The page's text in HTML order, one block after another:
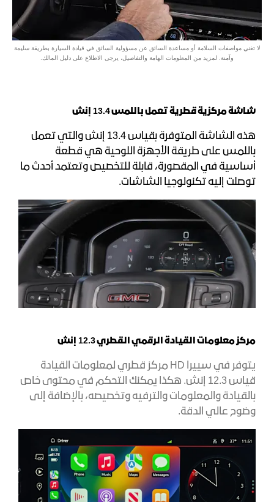
لا تغني مواصفات السلامة أو مساعدة السائق عن مسؤولية السائق في قيادة السيارة بطريقة سليمة
وآمنة. لمزيد من المعلومات الهامة والتفاصيل، يرجى الاطلاع على دليل المالك.
شاشة مركزية قطرية تعمل باللمس 13.4 إنش
هذه الشاشة المتوفرة بقياس 13.4 إنش والتي تعمل
باللمس على طريقة الأجهزة اللوحية هي قطعة
أساسية في المقصورة، قابلة للتخصيص وتعتمد أحدث ما
توصلت إليه تكنولوجيا الشاشات.
مركز معلومات القيادة الرقمي القطري 12.3 إنش
يتوفر في سييرا HD مركز قطري لمعلومات القيادة
قياس 12.3 إنش. هكذا يمكنك التحكم في محتوى خاص
بالقيادة والمعلومات والترفيه وتخصيصه، بالإضافة إلى
وضوح عالي الدقة.